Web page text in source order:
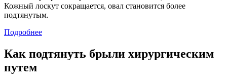
Кожный лоскут сокращается, овал становится более
подтянутым.
Подробнее
Как подтянуть брыли хирургическим
путем